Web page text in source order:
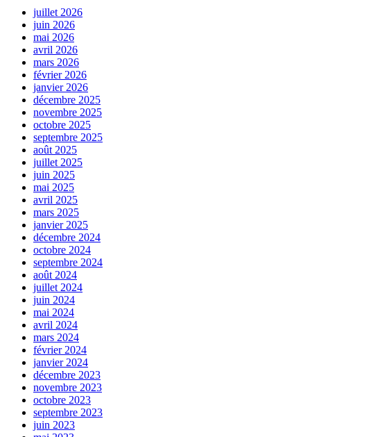
juillet 2026
juin 2026
mai 2026
avril 2026
mars 2026
février 2026
janvier 2026
décembre 2025
novembre 2025
octobre 2025
septembre 2025
août 2025
juillet 2025
juin 2025
mai 2025
avril 2025
mars 2025
janvier 2025
décembre 2024
octobre 2024
septembre 2024
août 2024
juillet 2024
juin 2024
mai 2024
avril 2024
mars 2024
février 2024
janvier 2024
décembre 2023
novembre 2023
octobre 2023
septembre 2023
juin 2023